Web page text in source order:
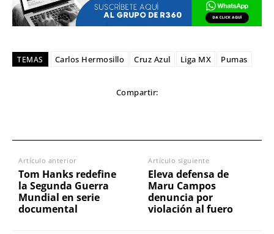
TEMAS Carlos Hermosillo Cruz Azul Liga MX Pumas
Compartir:
Artículo anterior
Tom Hanks redefine
la Segunda Guerra
Mundial en serie
documental
Artículo siguiente
Eleva defensa de
Maru Campos
denuncia por
violación al fuero